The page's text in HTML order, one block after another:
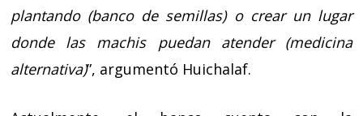
plantando (banco de semillas) o crear un lugar
donde las machis puedan atender (medicina
alternativa)”, argumentó Huichalaf.